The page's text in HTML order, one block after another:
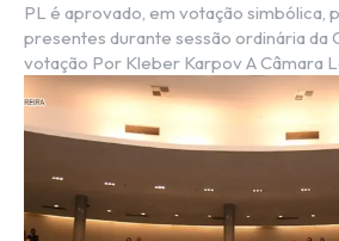
PL é aprovado, em votação simbólica,
presentes durante sessão ordinária da
votação Por Kleber